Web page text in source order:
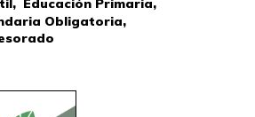
Educación Primaria,
Obligatoria,